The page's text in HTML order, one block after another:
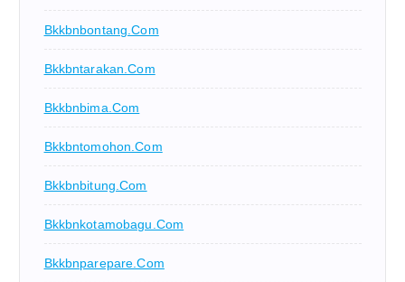
Bkkbnbontang.com
Bkkbntarakan.com
Bkkbnbima.com
Bkkbntomohon.com
Bkkbnbitung.com
Bkkbnkotamobagu.com
Bkkbnparepare.com